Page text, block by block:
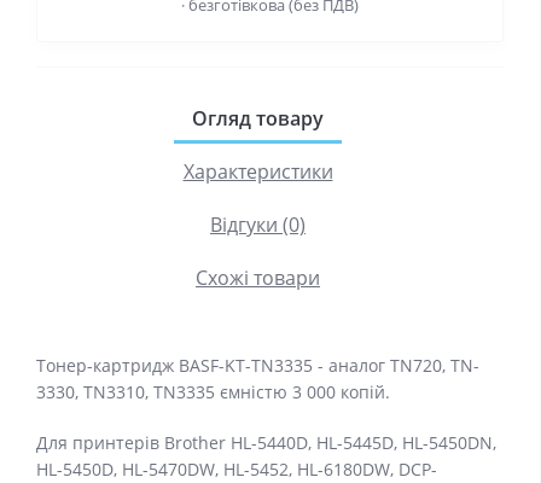
· безготівкова (без ПДВ)
Огляд товару
Характеристики
Відгуки (0)
Схожі товари
Тонер-картридж BASF-KT-TN3335 - аналог TN720, TN-
3330, TN3310, TN3335 ємністю 3 000 копій.
Для принтерів Brother HL-5440D, HL-5445D, HL-5450DN,
HL-5450D, HL-5470DW, HL-5452, HL-6180DW, DCP-